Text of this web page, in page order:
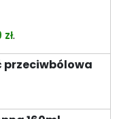
zł.
przeciwbólowa